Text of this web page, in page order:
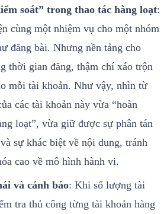
soát” trong thao tác hàng loạt:
cùng một nhiệm vụ cho một nhóm
đăng bài. Nhưng nền tảng cho
thời gian đăng, thậm chí xáo trộn
mỗi tài khoản. Như vậy, nhìn từ
các tài khoản này vừa “hoàn
loạt”, vừa giữ được sự phân tán
sự khác biệt về nội dung, tránh
cao về mô hình hành vi.
và cảnh báo: Khi số lượng tài
tra thủ công từng tài khoản hàng